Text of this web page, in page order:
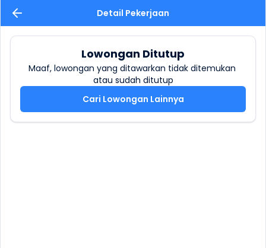
Detail Pekerjaan
Lowongan Ditutup
Maaf, lowongan yang ditawarkan tidak ditemukan
atau sudah ditutup
Cari Lowongan Lainnya